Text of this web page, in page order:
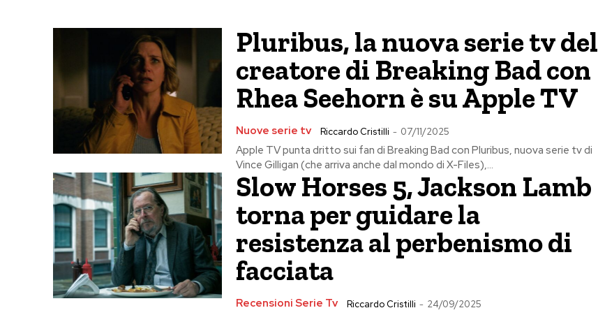
Pluribus, la nuova serie tv del
creatore di Breaking Bad con
Rhea Seehorn è su Apple TV
Nuove serie tv Riccardo Cristilli - 07/11/2025
Apple TV punta dritto sui fan di Breaking Bad con Pluribus, nuova serie tv di
Vince Gilligan (che arriva anche dal mondo di X-Files),...
Slow Horses 5, Jackson Lamb
torna per guidare la
resistenza al perbenismo di
facciata
Recensioni Serie Tv Riccardo Cristilli - 24/09/2025